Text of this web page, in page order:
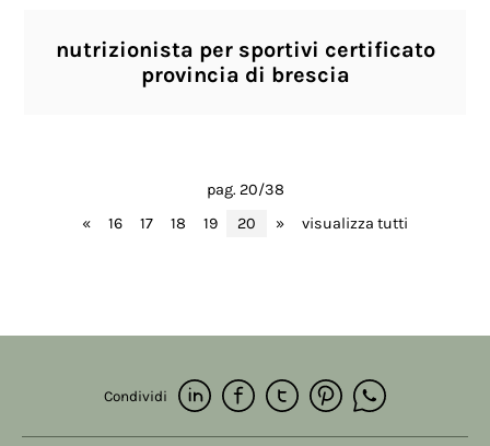
nutrizionista per sportivi certificato
provincia di brescia
pag. 20/38
«
16 17 18 19 20 » visualizza tutti
Condividi